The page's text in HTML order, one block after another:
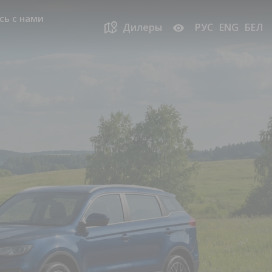
с нами
Дилеры РУС ENG БЕЛ